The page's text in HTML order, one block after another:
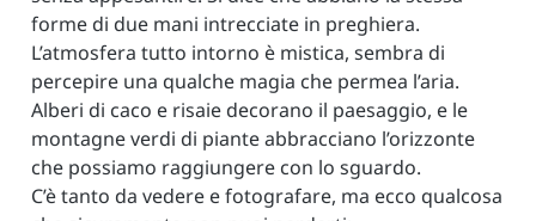
forme di due mani intrecciate in preghiera.
L’atmosfera tutto intorno è mistica, sembra di
percepire una qualche magia che permea l’aria.
Alberi di caco e risaie decorano il paesaggio, e le
montagne verdi di piante abbracciano l’orizzonte
che possiamo raggiungere con lo sguardo.
C’è tanto da vedere e fotografare, ma ecco qualcosa